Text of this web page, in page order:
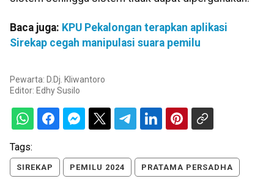
Baca juga: KPU Pekalongan terapkan aplikasi
Sirekap cegah manipulasi suara pemilu
Pewarta: D.Dj. Kliwantoro
Editor: Edhy Susilo
Tags:
SIREKAP PEMILU 2024 PRATAMA PERSADHA